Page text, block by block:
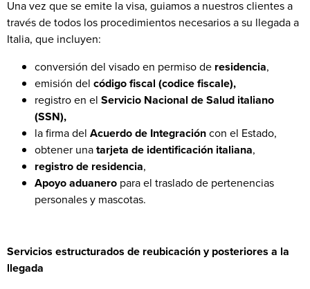
Una vez que se emite la visa, guiamos a nuestros clientes a
través de todos los procedimientos necesarios a su llegada a
Italia, que incluyen:
conversión del visado en permiso de residencia,
emisión del código fiscal (codice fiscale),
registro en el Servicio Nacional de Salud italiano
(SSN),
la firma del Acuerdo de Integracióncon el Estado,
obtener unatarjeta de identificación italiana,
registro de residencia,
Apoyo aduaneropara el traslado de pertenencias
personales y mascotas.
Servicios estructurados de reubicación y posteriores a la
llegada